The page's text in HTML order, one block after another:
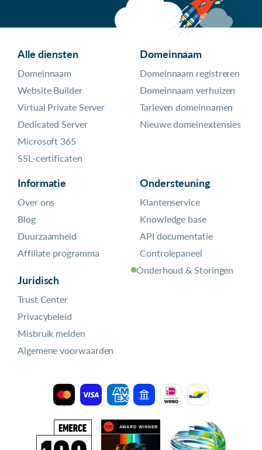
Alle diensten
Domeinnaam
Website Builder
Virtual Private Server
Dedicated Server
Microsoft 365
SSL-certificaten
Domeinnaam
Domeinnaam registreren
Domeinnaam verhuizen
Tarieven domeinnamen
Nieuwe domeinextensies
Informatie
Over ons
Blog
Duurzaamheid
Affiliate programma
Juridisch
Trust Center
Privacybeleid
Misbruik melden
Algemene voorwaarden
Ondersteuning
Klantenservice
Knowledge base
API documentatie
Controlepaneel
Onderhoud & Storingen